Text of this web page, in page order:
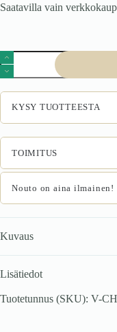
Saatavilla vain
Tuoli
VIREN,
tummanvihreä
määrä
KYSY TUOTTEESTA
TOIMITUS
Nouto on aina ilmainen!
Kuvaus
Lisätiedot
Tuotetunnus (SKU): V-